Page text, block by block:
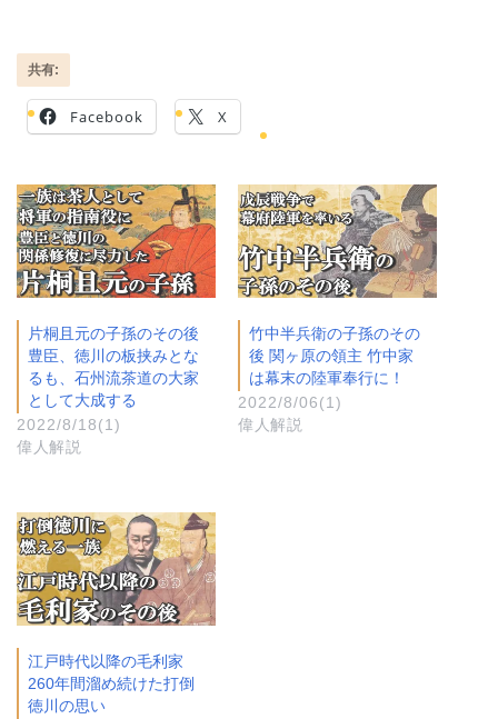
共有:
Facebook X
片桐且元の子孫のその後
豊臣、徳川の板挟みとな
るも、石州流茶道の大家
として大成する
2022/8/18(1)
偉人解説
竹中半兵衛の子孫のその
後 関ヶ原の領主 竹中家
は幕末の陸軍奉行に！
2022/8/06(1)
偉人解説
江戸時代以降の毛利家
260年間溜め続けた打倒
徳川の思い